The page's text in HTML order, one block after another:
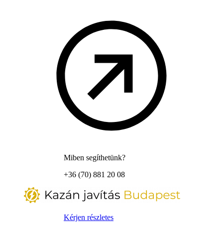
Miben segíthetünk?
+36 (70) 881 20 08
Kérjen részletes